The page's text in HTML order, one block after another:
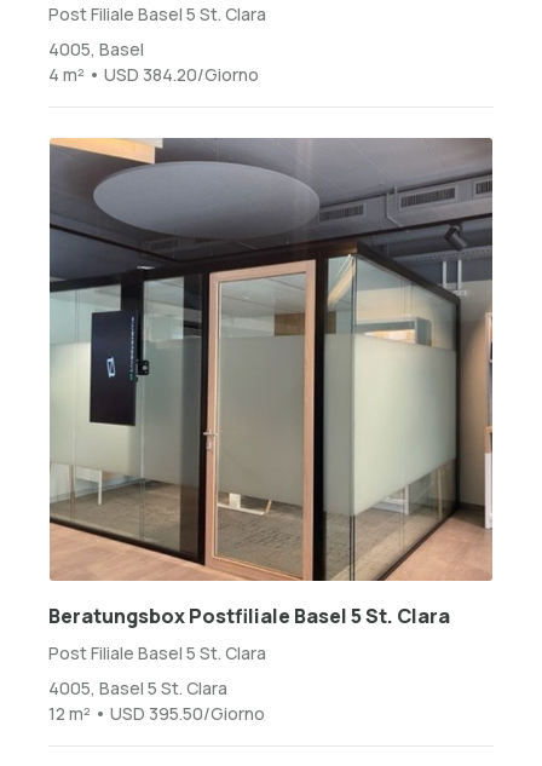
Post Filiale Basel 5 St. Clara
4005, Basel
4 m² • USD 384.20/Giorno
Beratungsbox Postfiliale Basel 5 St. Clara
Post Filiale Basel 5 St. Clara
4005, Basel 5 St. Clara
12 m² • USD 395.50/Giorno